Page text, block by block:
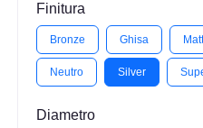
Finitura
Bronze Ghisa
Neutro Silver
Diametro